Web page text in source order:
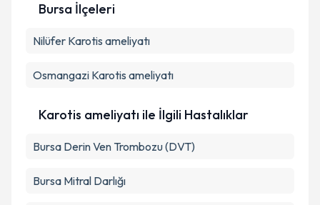
Kişisel verilerimin işlenmesine ilişkin
kapsamda işlenmesini kabul ediyorum.
Takvim Talebini Gönder
Bursa İlçeleri
Nilüfer Karotis ameliyatı
Osmangazi Karotis ameliyatı
Karotis ameliyatı ile İlgili Hastalıklar
Bursa Derin Ven Trombozu (DVT)
Bursa Mitral Darlığı